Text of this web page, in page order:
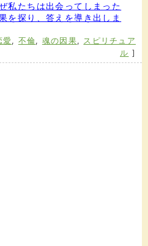
私たちは出会ってしまった
を探り、答えを導き出しま
愛, 不倫, 魂の因果, スピリチュア
ル ]